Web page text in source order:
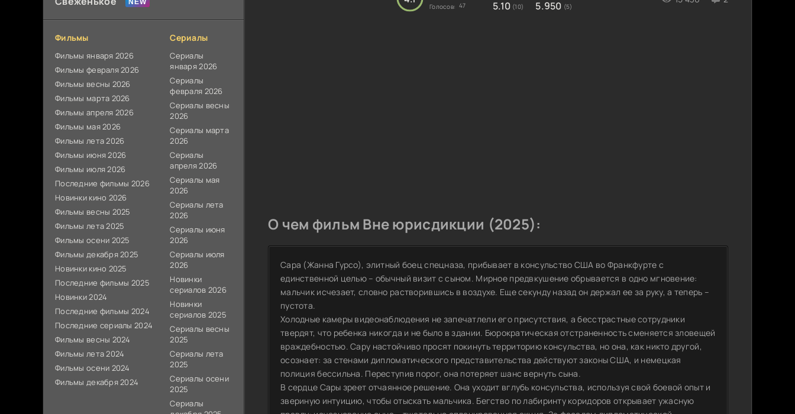
Фильмы
Фильмы января 2026
Фильмы февраля 2026
Фильмы весны 2026
Фильмы марта 2026
Фильмы апреля 2026
Фильмы мая 2026
Фильмы лета 2026
Фильмы июня 2026
Фильмы июля 2026
Последние фильмы 2026
Новинки кино 2026
Фильмы весны 2025
Фильмы лета 2025
Фильмы осени 2025
Фильмы декабря 2025
Новинки кино 2025
Последние фильмы 2025
Новинки 2024
Последние фильмы 2024
Последние сериалы 2024
Фильмы весны 2024
Фильмы лета 2024
Фильмы осени 2024
Фильмы декабря 2024
Сериалы
Сериалы
января 2026
Сериалы
февраля 2026
Сериалы весны
2026
Сериалы марта
2026
Сериалы
апреля 2026
Сериалы мая
2026
Сериалы лета
2026
Сериалы июня
2026
Сериалы июля
2026
Новинки
сериалов 2026
Новинки
сериалов 2025
Сериалы весны
2025
Сериалы лета
2025
Сериалы осени
2025
Сериалы
Голосов: 47 5.10 (10) 5.950 (5)
О чем фильм Вне юрисдикции (2025):
Сара (Жанна Гурсо), элитный боец спецназа, прибывает в консульство США во Франкфурте с
единственной целью – обычный визит с сыном. Мирное предвкушение обрывается в одно мгновение:
мальчик исчезает, словно растворившись в воздухе. Еще секунду назад он держал ее за руку, а теперь –
пустота.
Холодные камеры видеонаблюдения не запечатлели его присутствия, а бесстрастные сотрудники
твердят, что ребенка никогда и не было в здании. Бюрократическая отстраненность сменяется зловещей
враждебностью. Сару настойчиво просят покинуть территорию консульства, но она, как никто другой,
осознает: за стенами дипломатического представительства действуют законы США, и немецкая
полиция бессильна. Переступив порог, она потеряет шанс вернуть сына.
В сердце Сары зреет отчаянное решение. Она уходит вглубь консульства, используя свой боевой опыт и
звериную интуицию, чтобы отыскать мальчика. Бегство по лабиринту коридоров открывает ужасную